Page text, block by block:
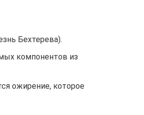
Бехтерева).
компонентов из
ожирение, которое